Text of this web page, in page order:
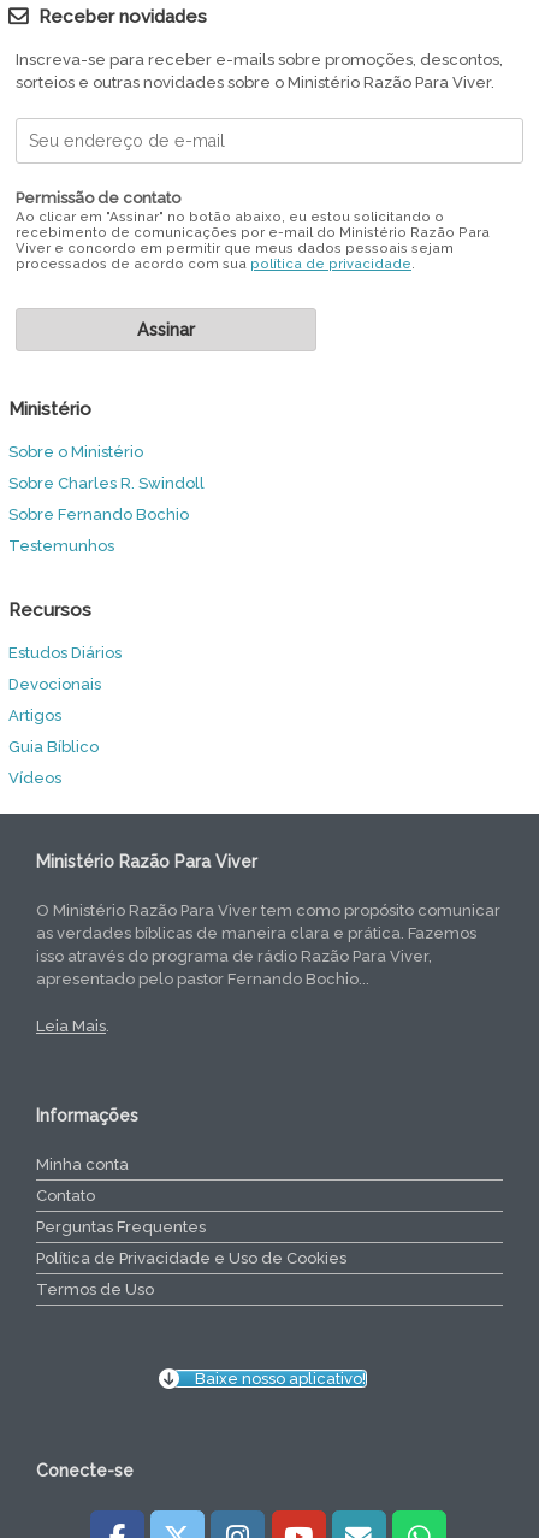
Receber novidades
Inscreva-se para receber e-mails sobre promoções, descontos,
sorteios e outras novidades sobre o Ministério Razão Para Viver.
Permissão de contato
Ao clicar em "Assinar" no botão abaixo, eu estou solicitando o
recebimento de comunicações por e-mail do Ministério Razão Para
Viver e concordo em permitir que meus dados pessoais sejam
processados de acordo com sua política de privacidade.
Ministério
Sobre o Ministério
Sobre Charles R. Swindoll
Sobre Fernando Bochio
Testemunhos
Recursos
Estudos Diários
Devocionais
Artigos
Guia Bíblico
Vídeos
Ministério Razão Para Viver
O Ministério Razão Para Viver tem como propósito comunicar
as verdades bíblicas de maneira clara e prática. Fazemos
isso através do programa de rádio Razão Para Viver,
apresentado pelo pastor Fernando Bochio...
Leia Mais
Informações
Minha conta
Contato
Perguntas Frequentes
Política de Privacidade e Uso de Cookies
Termos de Uso
Baixe nosso aplicativo!
Conecte-se